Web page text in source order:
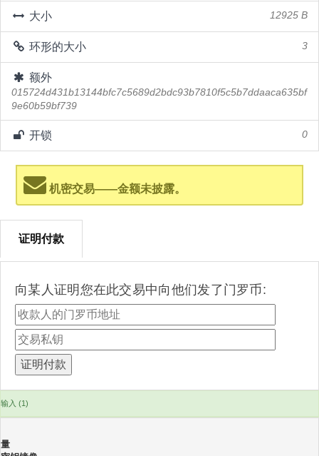
大小 12925 B
环形的大小 3
额外
015724d431b13144bfc7c5689d2bdc93b7810f5c5b7ddaaca635bf
9e60b59bf739
开锁 0
机密交易——金额未披露。
证明付款
向某人证明您在此交易中向他们发了门罗币:
输入 (1)
量